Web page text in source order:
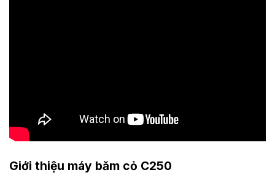
Giới thiệu máy băm cỏ C250